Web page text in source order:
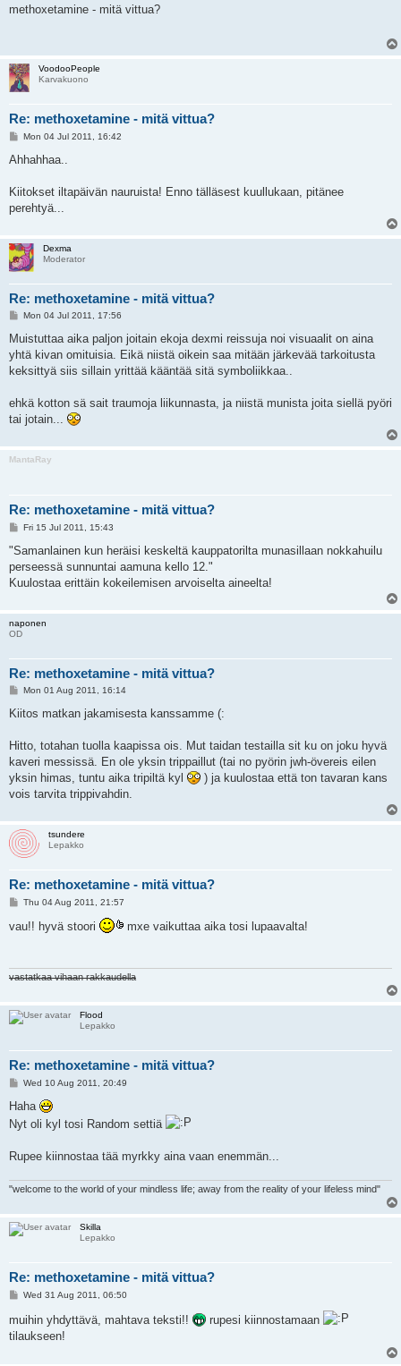
s
methoxetamine - mitä vittua?
VoodooPeople
Karvakuono
Re: methoxetamine - mitä vittua?
P
s
Mon 04 Jul 2011, 16:42
Ahhahhaa..
Kiitokset iltapäivän nauruista! Enno tälläsest kuullukaan, pitänee
perehtyä...
Dexma
Moderator
Re: methoxetamine - mitä vittua?
P
s
Mon 04 Jul 2011, 17:56
Muistuttaa aika paljon joitain ekoja dexmi reissuja noi visuaalit on aina
yhtä kivan omituisia. Eikä niistä oikein saa mitään järkevää tarkoitusta
keksittyä siis sillain yrittää kääntää sitä symboliikkaa..
ehkä kotton sä sait traumoja liikunnasta, ja niistä munista joita siellä pyöri
tai jotain...
MantaRay
Re: methoxetamine - mitä vittua?
P
s
Fri 15 Jul 2011, 15:43
"Samanlainen kun heräisi keskeltä kauppatorilta munasillaan nokkahuilu
perseessä sunnuntai aamuna kello 12."
Kuulostaa erittäin kokeilemisen arvoiselta aineelta!
naponen
OD
Re: methoxetamine - mitä vittua?
P
s
Mon 01 Aug 2011, 16:14
Kiitos matkan jakamisesta kanssamme (:
Hitto, totahan tuolla kaapissa ois. Mut taidan testailla sit ku on joku hyvä
kaveri messissä. En ole yksin trippaillut (tai no pyörin jwh-övereis eilen
yksin himas, tuntu aika tripiltä kyl
) ja kuulostaa että ton tavaran kans
vois tarvita trippivahdin.
tsundere
Lepakko
Re: methoxetamine - mitä vittua?
P
s
t
Thu 04 Aug 2011, 21:57
vau!! hyvä stoori mxe vaikuttaa aika tosi lupaavalta!
vastatkaa vihaan rakkaudella
Flood
Lepakko
Re: methoxetamine - mitä vittua?
P
s
Wed 10 Aug 2011, 20:49
Haha
Nyt oli kyl tosi Random settiä
Rupee kiinnostaa tää myrkky aina vaan enemmän...
"welcome to the world of your mindless life; away from the reality of your lifeless mind"
Skilla
Lepakko
Re: methoxetamine - mitä vittua?
P
t
Wed 31 Aug 2011, 06:50
muihin yhdyttävä, mahtava teksti!!
rupesi kiinnostamaan
tilaukseen!